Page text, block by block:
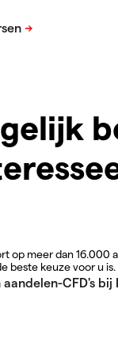
op meer dan 16.000
beste keuze voor u is.